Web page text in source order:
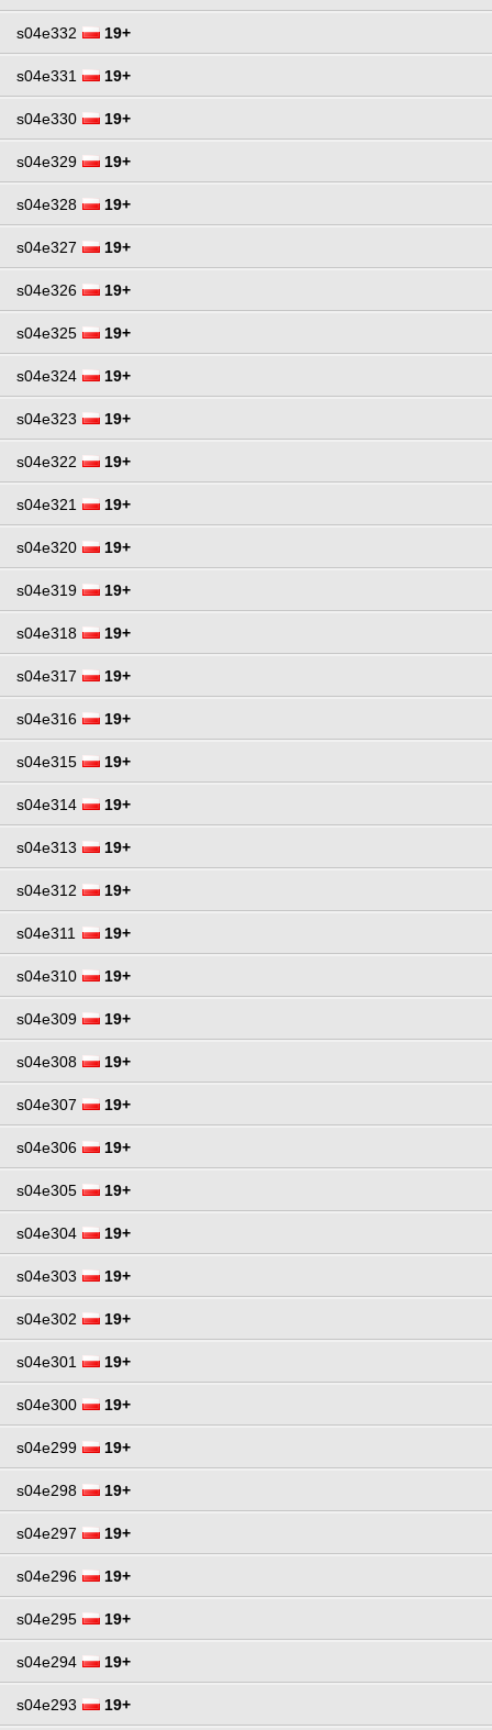
s04e332 19+
s04e331 19+
s04e330 19+
s04e329 19+
s04e328 19+
s04e327 19+
s04e326 19+
s04e325 19+
s04e324 19+
s04e323 19+
s04e322 19+
s04e321 19+
s04e320 19+
s04e319 19+
s04e318 19+
s04e317 19+
s04e316 19+
s04e315 19+
s04e314 19+
s04e313 19+
s04e312 19+
s04e311 19+
s04e310 19+
s04e309 19+
s04e308 19+
s04e307 19+
s04e306 19+
s04e305 19+
s04e304 19+
s04e303 19+
s04e302 19+
s04e301 19+
s04e300 19+
s04e299 19+
s04e298 19+
s04e297 19+
s04e296 19+
s04e295 19+
s04e294 19+
s04e293 19+